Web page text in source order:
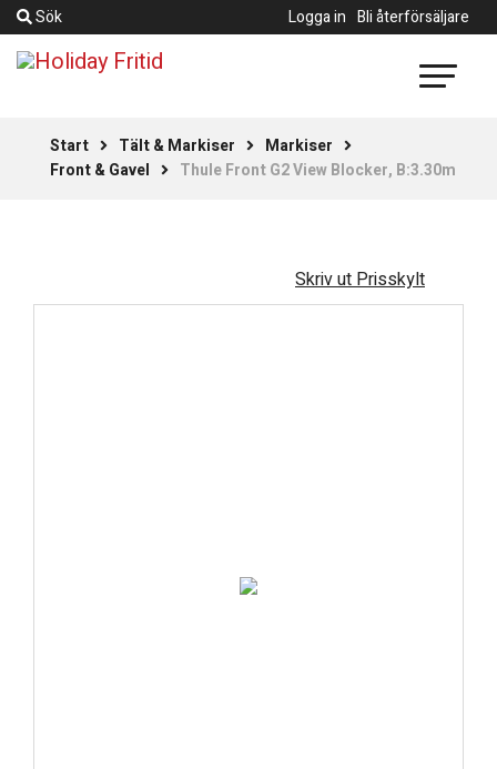
Sök Logga in Bli återförsäljare
Start Tält & Markiser
Markiser
Front & Gavel
Thule Front G2 View Blocker, B:3.30m
Skriv ut Prisskylt